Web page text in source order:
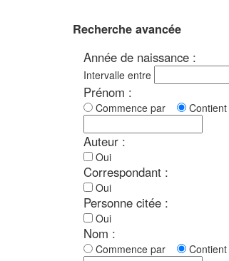
Recherche avancée
Année de naissance :
Intervalle entre
Prénom :
Commence par Contient
Auteur :
Oui
Correspondant :
Oui
Personne citée :
Oui
Nom :
Commence par Contient